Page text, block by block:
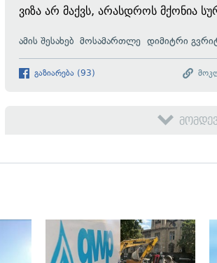
ვიზა არ მაქვს, არასდროს მქონია
ამის შესახებ მოსამართლე დიმიტრი
გაზიარება (93)
გადახედვა